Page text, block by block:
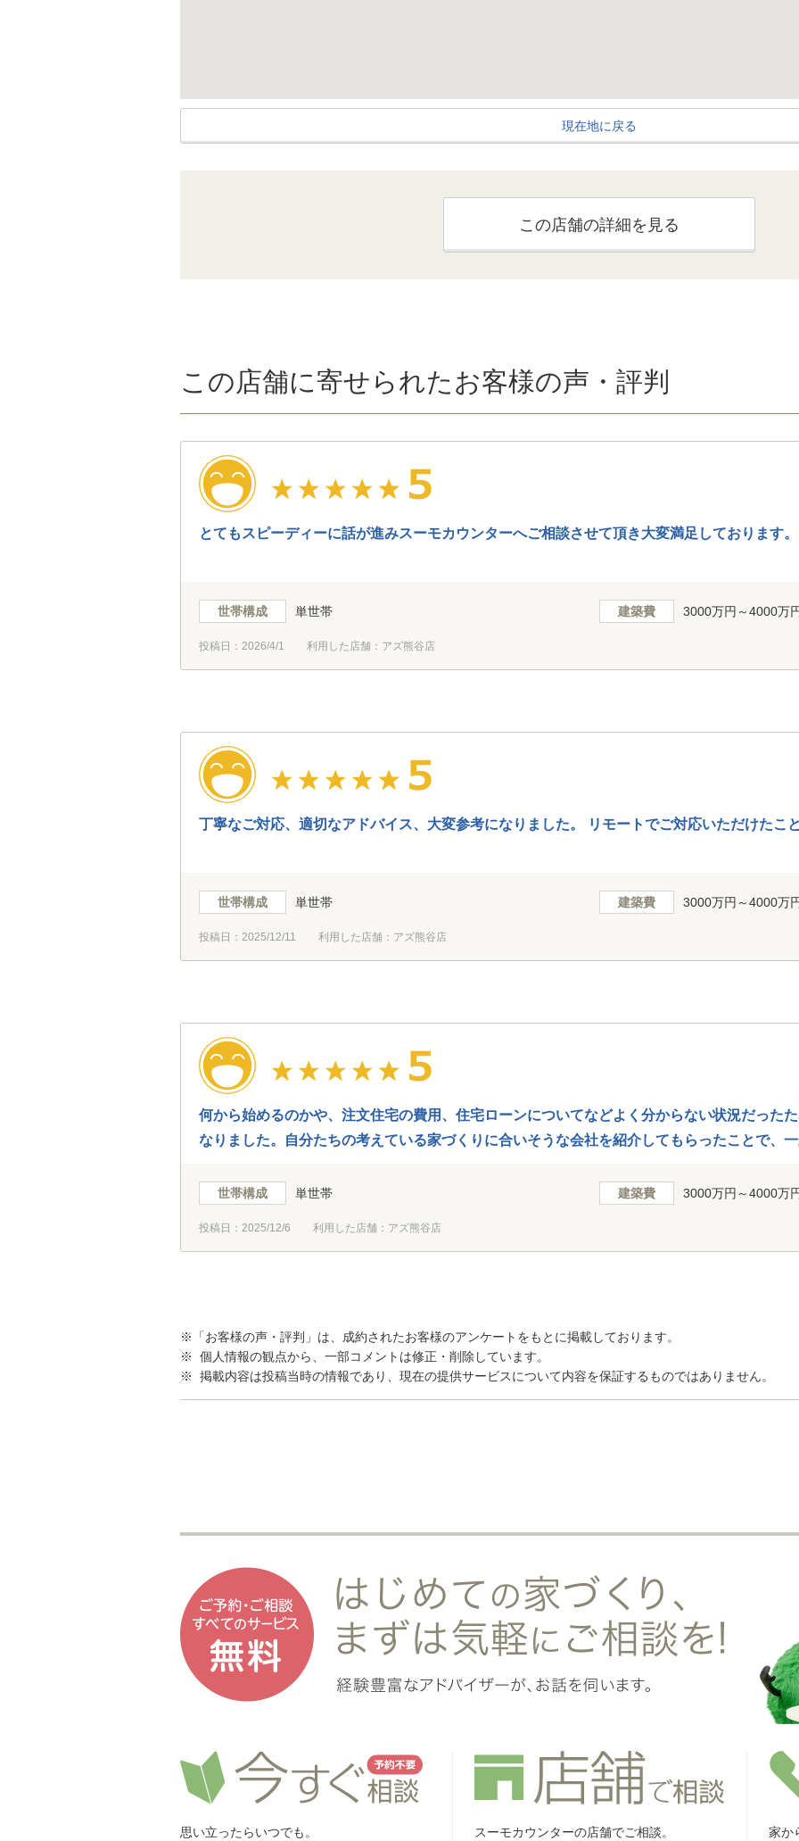
現在地に戻る
この店舗の詳細を見る
この店舗に寄せられたお客様の声・評判
とてもスピーディーに話が進みスーモカウンターへご相談させて頂き大変満足しております。
世帯構成 単世帯 建築費 3000万円～4000万
投稿日： 2026/4/1 利用した店舗：アズ熊谷店
丁寧なご対応、適切なアドバイス、大変参考になりました。 リモートでご対応いただけたこ
世帯構成 単世帯 建築費 3000万円～4000万
投稿日： 2025/12/11 利用した店舗：アズ熊谷店
何から始めるのかや、注文住宅の費用、住宅ローンについてなどよく分からない状況だった
なりました。自分たちの考えている家づくりに合いそうな会社を紹介してもらったことで、
いと感じました。契約に至らなかった会社へお断りして頂けるのも助かりました。どうもあ
世帯構成 単世帯 建築費 3000万円～4000万
投稿日： 2025/12/6 利用した店舗：アズ熊谷店
※「お客様の声・評判」は、成約されたお客様のアンケートをもとに掲載しております。
※ 個人情報の観点から、一部コメントは修正・削除しています。
※ 掲載内容は投稿当時の情報であり、現在の提供サービスについて内容を保証するものではありません。
思い立ったらいつでも。 スーモカウンターの店舗でご相談。 家か